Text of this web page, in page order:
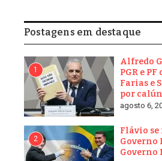
brasileiro o direito de apresentar
responsabilidade contra ministros do
automaticamente o pedido de
assinaturas e, se aprovada, sepultaria
Supremo de blindar seus membros via
No Senado, onde o texto da CCJ
senadores também se mobilizam para
constitucional da Casa de julgar
prerrogativa que a decisão